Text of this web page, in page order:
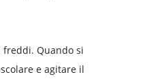
Quando si
e agitare il